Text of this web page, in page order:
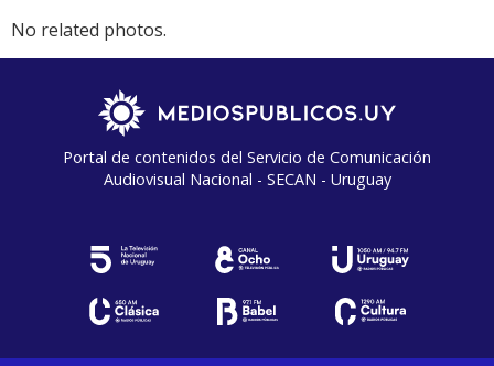
No related photos.
Portal de contenidos del Servicio de Comunicación
Audiovisual Nacional - SECAN - Uruguay